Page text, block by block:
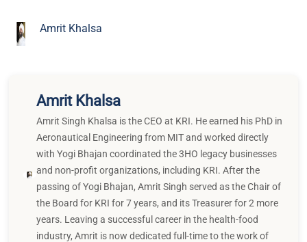
Amrit Khalsa
Amrit Khalsa
Amrit Singh Khalsa is the CEO at KRI. He earned his PhD in
Aeronautical Engineering from MIT and worked directly
with Yogi Bhajan coordinated the 3HO legacy businesses
and non-profit organizations, including KRI. After the
passing of Yogi Bhajan, Amrit Singh served as the Chair of
the Board for KRI for 7 years, and its Treasurer for 2 more
years. Leaving a successful career in the health-food
industry, Amrit is now dedicated full-time to the work of